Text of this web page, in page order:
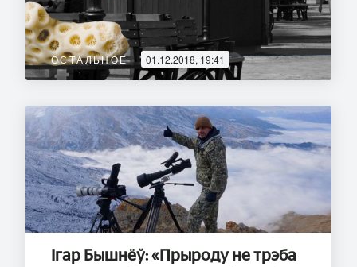
ОСТАЛЬНОЕ 01.12.2018, 19:41
Ігар Бышнёў: «Прыроду не трэба